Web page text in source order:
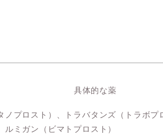
具体的な薬
ノプロスト）、トラバタンズ（トラボプ
ルミガン（ビマトプロスト）